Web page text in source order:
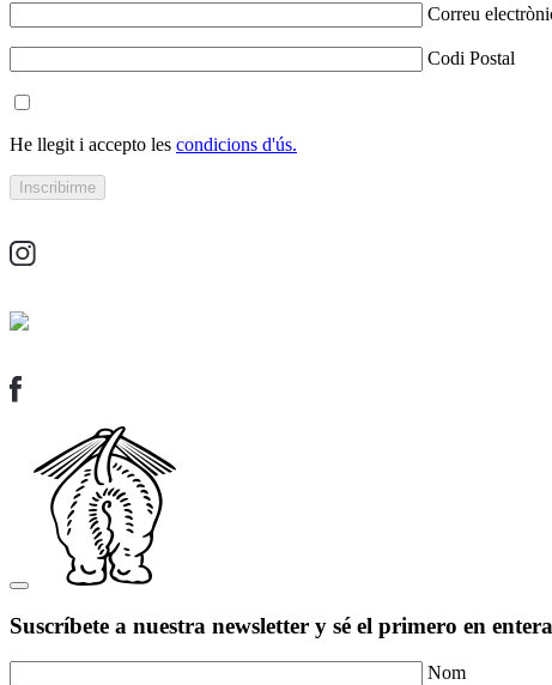
Correu
Codi Postal
He llegit i accepto les condicions d'ús.
Suscríbete a nuestra newsletter y sé el primero en
Nom